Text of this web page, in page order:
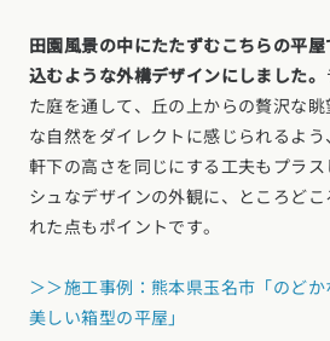
田園風景の中にたたずむこちらの平
込むような外構デザインにしました。
た庭を通して、丘の上からの贅沢な
な自然をダイレクトに感じられるよ
軒下の高さを同じにする工夫もプラ
シュなデザインの外観に、ところど
れた点もポイントです。
＞＞施工事例：熊本県玉名市「のど
美しい箱型の平屋」